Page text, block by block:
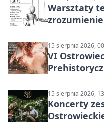
Warsztaty
15 sierpnia 2026,
VI
15 sierpnia 2026,
Koncerty